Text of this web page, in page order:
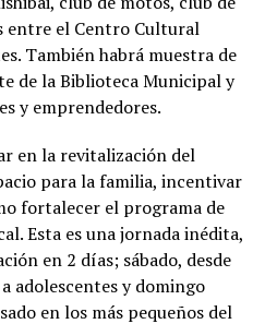
entre el Centro Cultural
También habrá muestra de
de la Biblioteca Municipal y
y emprendedores.
en la revitalización del
para la familia, incentivar
fortalecer el programa de
Esta es una jornada inédita,
en 2 días; sábado, desde
adolescentes y domingo
en los más pequeños del